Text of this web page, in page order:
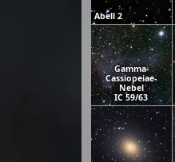
Abell 2
Gamma-
Cassiopeiae-
Nebel
IC 59/63